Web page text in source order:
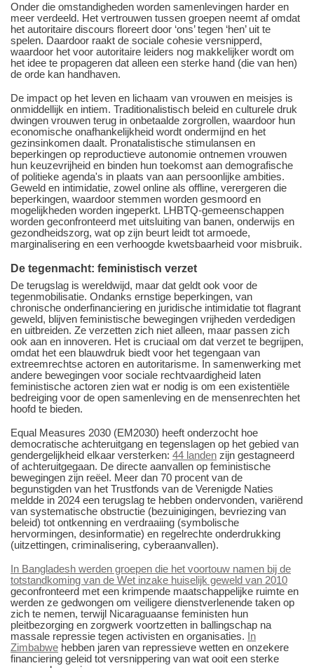
Onder die omstandigheden worden samenlevingen harder en
meer verdeeld. Het vertrouwen tussen groepen neemt af omdat
het autoritaire discours floreert door ‘ons’ tegen ‘hen’ uit te
spelen. Daardoor raakt de sociale cohesie versnipperd,
waardoor het voor autoritaire leiders nog makkelijker wordt om
het idee te propageren dat alleen een sterke hand (die van hen)
de orde kan handhaven.
De impact op het leven en lichaam van vrouwen en meisjes is
onmiddellijk en intiem. Traditionalistisch beleid en culturele druk
dwingen vrouwen terug in onbetaalde zorgrollen, waardoor hun
economische onafhankelijkheid wordt ondermijnd en het
gezinsinkomen daalt. Pronatalistische stimulansen en
beperkingen op reproductieve autonomie ontnemen vrouwen
hun keuzevrijheid en binden hun toekomst aan demografische
of politieke agenda's in plaats van aan persoonlijke ambities.
Geweld en intimidatie, zowel online als offline, verergeren die
beperkingen, waardoor stemmen worden gesmoord en
mogelijkheden worden ingeperkt. LHBTQ-gemeenschappen
worden geconfronteerd met uitsluiting van banen, onderwijs en
gezondheidszorg, wat op zijn beurt leidt tot armoede,
marginalisering en een verhoogde kwetsbaarheid voor misbruik.
De tegenmacht: feministisch verzet
De terugslag is wereldwijd, maar dat geldt ook voor de
tegenmobilisatie. Ondanks ernstige beperkingen, van
chronische onderfinanciering en juridische intimidatie tot flagrant
geweld, blijven feministische bewegingen vrijheden verdedigen
en uitbreiden. Ze verzetten zich niet alleen, maar passen zich
ook aan en innoveren. Het is cruciaal om dat verzet te begrijpen,
omdat het een blauwdruk biedt voor het tegengaan van
extreemrechtse actoren en autoritarisme. In samenwerking met
andere bewegingen voor sociale rechtvaardigheid laten
feministische actoren zien wat er nodig is om een existentiële
bedreiging voor de open samenleving en de mensenrechten het
hoofd te bieden.
Equal Measures 2030 (EM2030) heeft onderzocht hoe
democratische achteruitgang en tegenslagen op het gebied van
gendergelijkheid elkaar versterken: 44 landen zijn gestagneerd
of achteruitgegaan. De directe aanvallen op feministische
bewegingen zijn reëel. Meer dan 70 procent van de
begunstigden van het Trustfonds van de Verenigde Naties
meldde in 2024 een terugslag te hebben ondervonden, variërend
van systematische obstructie (bezuinigingen, bevriezing van
beleid) tot ontkenning en verdraaiing (symbolische
hervormingen, desinformatie) en regelrechte onderdrukking
(uitzettingen, criminalisering, cyberaanvallen).
In Bangladesh werden groepen die het voortouw namen bij de
totstandkoming van de Wet inzake huiselijk geweld van 2010
geconfronteerd met een krimpende maatschappelijke ruimte en
werden ze gedwongen om veiligere dienstverlenende taken op
zich te nemen, terwijl Nicaraguaanse feministen hun
pleitbezorging en zorgwerk voortzetten in ballingschap na
massale repressie tegen activisten en organisaties. In
Zimbabwe hebben jaren van repressieve wetten en onzekere
financiering geleid tot versnippering van wat ooit een sterke